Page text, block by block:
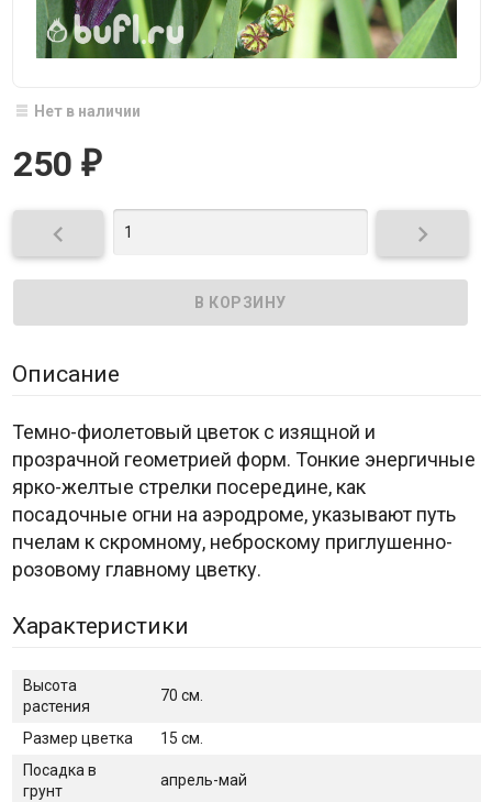
Нет в наличии
250 ₽
 
Описание
Темно-фиолетовый цветок с изящной и
прозрачной геометрией форм. Тонкие энергичные
ярко-желтые стрелки посередине, как
посадочные огни на аэродроме, указывают путь
пчелам к скромному, неброскому приглушенно-
розовому главному цветку.
Характеристики
Высота
растения
70 см.
Размер цветка
15 см.
Посадка в
грунт
апрель-май